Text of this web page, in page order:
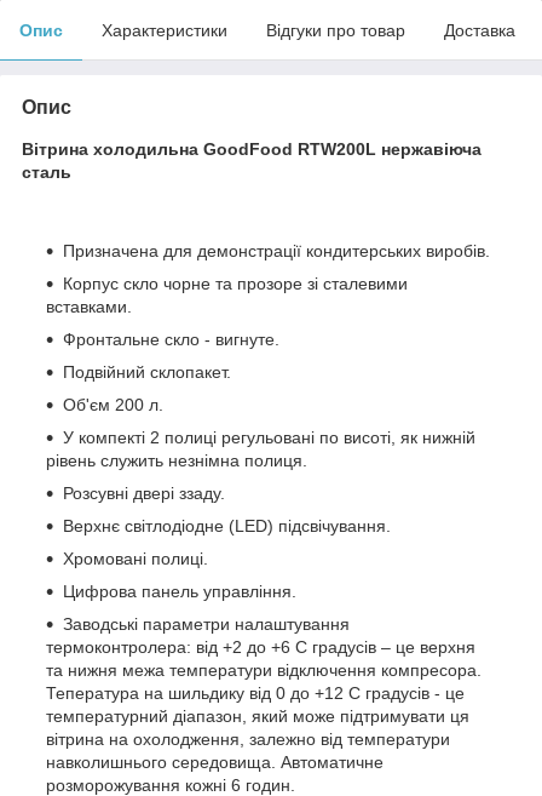
Опис Характеристики Відгуки про товар Доставка
Опис
Вітрина холодильна GoodFood RTW200L нержавіюча
сталь
Призначена для демонстрації кондитерських виробів.
Корпус скло чорне та прозоре зі сталевими
вставками.
Фронтальне скло - вигнуте.
Подвійний склопакет.
Об'єм 200 л.
У компекті 2 полиці регульовані по висоті, як нижній
рівень служить незнімна полиця.
Розсувні двері ззаду.
Верхнє світлодіодне (LED) підсвічування.
Хромовані полиці.
Цифрова панель управління.
Заводські параметри налаштування
термоконтролера: від +2 до +6 С градусів – це верхня
та нижня межа температури відключення компресора.
Тепература на шильдику від 0 до +12 С градусів - це
температурний діапазон, який може підтримувати ця
вітрина на охолодження, залежно від температури
навколишнього середовища. Автоматичне
розморожування кожні 6 годин.